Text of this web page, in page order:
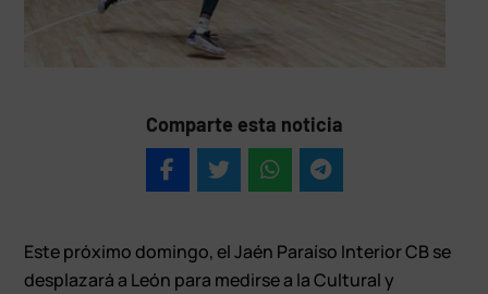
Comparte esta noticia
Este próximo domingo, el Jaén Paraíso Interior CB se
desplazará a León para medirse a la Cultural y